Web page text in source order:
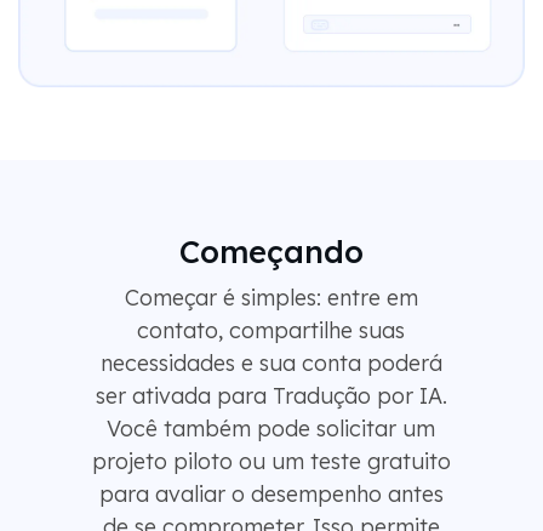
Começando
Começar é simples: entre em
contato, compartilhe suas
necessidades e sua conta poderá
ser ativada para Tradução por IA.
Você também pode solicitar um
projeto piloto ou um teste gratuito
para avaliar o desempenho antes